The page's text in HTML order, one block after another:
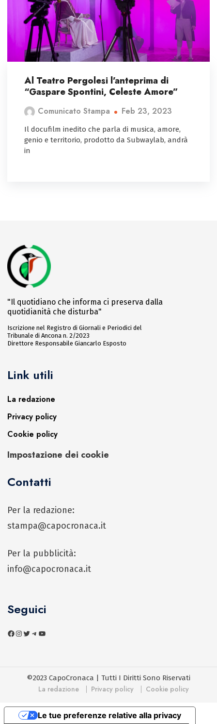
Al Teatro Pergolesi l’anteprima di
“Gaspare Spontini, Celeste Amore”
Comunicato Stampa Feb 23, 2023
Il docufilm inedito che parla di musica, amore,
genio e territorio, prodotto da Subwaylab, andrà
in
"Il quotidiano che informa ci preserva dalla
quotidianità che disturba"
Iscrizione nel Registro di Giornali e Periodici del
Tribunale di Ancona n. 2/2023
Direttore Responsabile Giancarlo Esposto
Link utili
La redazione
Privacy policy
Cookie policy
Impostazione dei cookie
Contatti
Per la redazione:
stampa@capocronaca.it
Per la pubblicità:
info@capocronaca.it
Seguici
©2023 CapoCronaca | Tutti I Diritti Sono Riservati
La redazione Privacy policy Cookie policy
Le tue preferenze relative alla privacy